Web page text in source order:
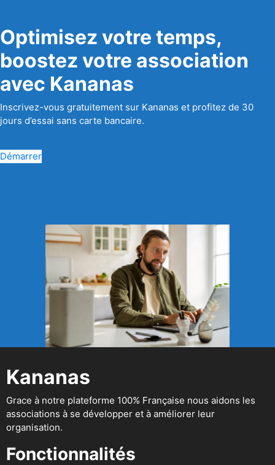
Optimisez votre temps,
boostez votre association
avec Kananas
Inscrivez-vous gratuitement sur Kananas et profitez de 30
jours d’essai sans carte bancaire.
Démarrer
Kananas
Grace à notre plateforme 100% Française nous aidons les
associations à se développer et à améliorer leur
organisation.
Fonctionnalités